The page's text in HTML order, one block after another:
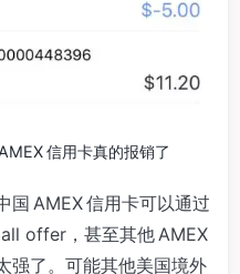
信用卡真的报销了
国 AMEX 信用卡可以通过
offer，甚至其他 AMEX
强了。可能其他美国境外